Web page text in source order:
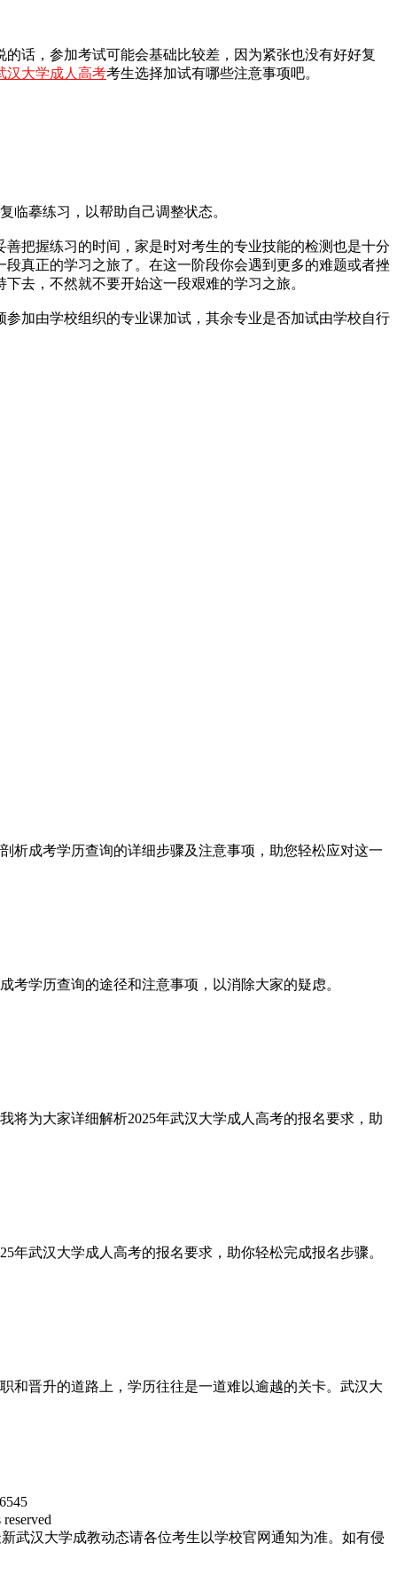
话，参加考试可能会基础比较差，因为紧张也没有好好复
汉大学成人高考考生选择加试有哪些注意事项吧。
临摹练习，以帮助自己调整状态。
把握练习的时间，家是时对考生的专业技能的检测也是十分
真正的学习之旅了。在这一阶段你会遇到更多的难题或者挫
去，不然就不要开始这一段艰难的学习之旅。
加由学校组织的专业课加试，其余专业是否加试由学校自行
成考学历查询的详细步骤及注意事项，助您轻松应对这一
考学历查询的途径和注意事项，以消除大家的疑虑。
将为大家详细解析2025年武汉大学成人高考的报名要求，助
武汉大学成人高考的报名要求，助你轻松完成报名步骤。
晋升的道路上，学历往往是一道难以逾越的关卡。武汉大
武汉大学成教动态请各位考生以学校官网通知为准。如有侵